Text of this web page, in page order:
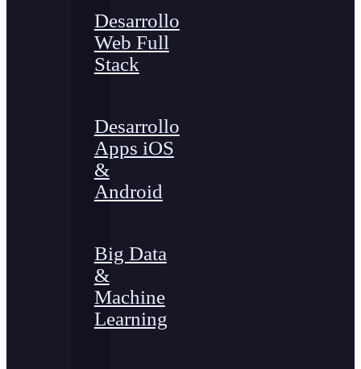
Desarrollo
Web Full
Stack
Desarrollo
Apps iOS
&
Android
Big Data
&
Machine
Learning